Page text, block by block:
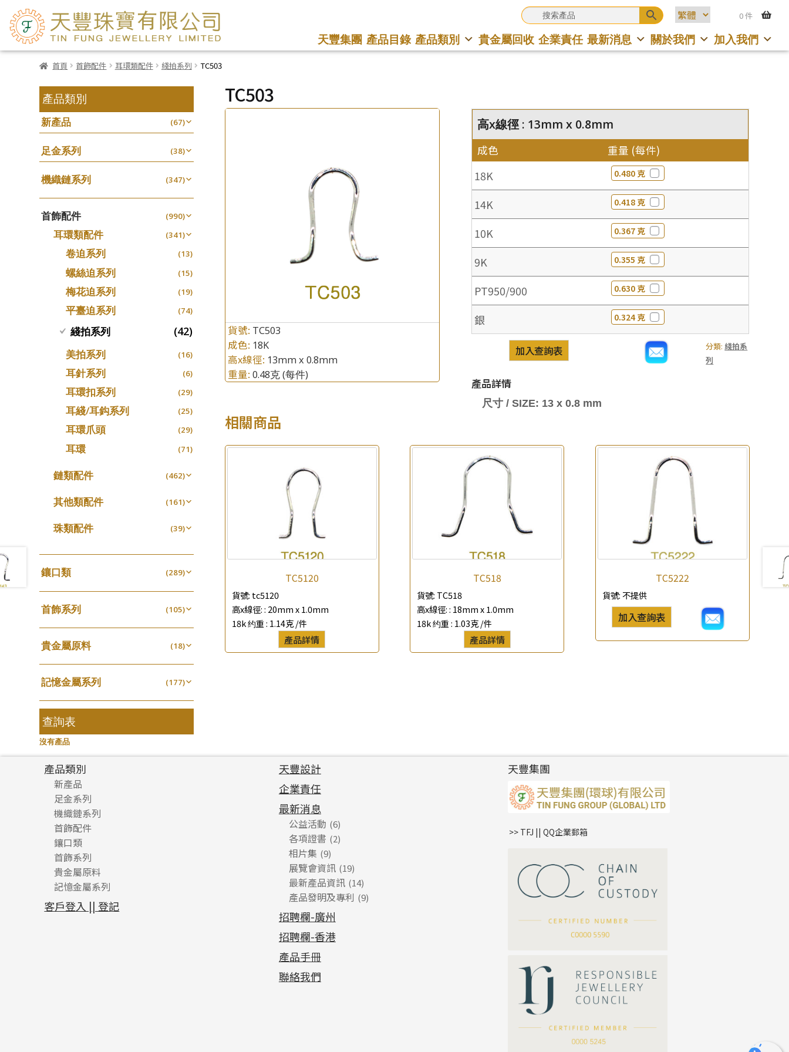
0 件
天豐集團 產品目錄 產品類別 貴金屬回收 企業責任 最新消息 關於我們 加入我們
首頁 首飾配件 耳環類配件 綫拍系列 TC503
TC503
產品查詢
*你的名字
*聯絡電話
查詢以下產品
貨號: TC503
成色: 18K
高x線徑: 13mm x 0.8mm
重量: 0.48克(每件)
高x線徑 : 13mm x 0.8mm
成色 重量 (每件)
18K 0.480 克
14K 0.418 克
10K 0.367 克
9K 0.355 克
PT950/900 0.630 克
銀 0.324 克
分類:綫拍系
列
加入查詢表
產品詳情
尺寸 / SIZE: 13 x 0.8 mm
相關商品
TC5120
貨號: tc5120
高x線徑: : 20mm x 1.0mm
18k 约重 : 1.14克 /件
產品詳情
TC518
貨號: TC518
高x線徑: : 18mm x 1.0mm
18k 约重 : 1.03克 /件
產品詳情
TC5222
貨號:不提供
加入查詢表
產品類別
新產品 (67)
足金系列 (38)
機織鏈系列 (347)
珠仔鏈 (25)
镶口链 (61)
管狀網鏈 (11)
十字鏈系列 (56)
十字車花鏈系列 (48)
十字閃O鏈系列 (27)
十字錘打鏈系列 (17)
側身車花鏈系列 (8)
側身鏈系列
肖邦鏈系列
雙十字鏈系列
水波鏈系列
蛇骨鏈系列
鏈尾系列
嘴唇鏈系列 (3)
竹節鏈系列 (5)
珍珠鏈系列
坦克鏈系列 (9)
滿天星鏈系列 (2)
刀片鏈系列 (4)
方假繩鏈系列 (1)
心心鏈系列
首飾配件 (990)
耳環類配件 (341)
卷迫系列 (13)
螺絲迫系列 (15)
梅花迫系列 (19)
平臺迫系列 (74)
綫拍系列 (42)
美拍系列 (16)
耳針系列 (6)
耳環扣系列 (29)
耳綫/耳鈎系列 (25)
耳環爪頭 (29)
耳環 (71)
鏈類配件 (462)
動感車花吊墜
生圈扣系列 (13)
鴨俐制系列 (18)
字印牌系列
字母吊墜 (20)
相盒吊墜 (11)
項鏈吊墜 (102)
生肖吊墜 (27)
管扣系列 (4)
星座吊墜 (12)
水泡扣
珠扣
其他類配件 (161)
珠盤系列
焊片及鐳射綫 (2)
空心車花管 (19)
其他
珠類配件 (39)
空心光身珠
空心批花珠
鑲口類 (289)
四爪頭系列 (20)
六爪頭系列 (41)
車花片 (35)
動感車花片 (20)
鑲口戒指 (16)
鑲口手鏈系列 (146)
首飾系列 (105)
手镯系列 (8)
戒指系列 (8)
空心耳環 (27)
空心车花管首饰链 (15)
空心手鐲系列 (8)
牛仔鏈
貴金屬原料 (18)
千足金 (18)
記憶金屬系列 (177)
記憶戒指 (30)
拉簧珠珠手鏈
記憶鈦手鐲
查詢表
沒有產品
*你的名字
公司名稱
產品類別
新產品
足金系列
足金配件
機織鏈系列
珠仔鏈
镶口链
管狀網鏈
十字車花鏈系列
十字閃O鏈系列
十字錘打鏈系列
側身車花鏈系列
首飾配件
耳環類配件
卷迫系列
螺絲迫系列
梅花迫系列
平臺迫系列
綫拍系列
鏈類配件
動感車花吊墜
調節珠系列
生圈扣系列
龍蝦扣系列
其他類配件
珠盤系列
袖口鈕系列
焊片及鐳射綫
珠類配件
無孔光身珠
空心光身珠
鑲口類
四爪頭系列
六爪頭系列
車花片
動感車花片
鑲口戒指
首飾系列
手镯系列
戒指系列
空心耳環
空心车花管首饰链
貴金屬原料
千足金
記憶金屬系列
記憶戒指
拉簧珠珠手鏈
客戶登入 || 登記
天豐設計
企業責任
最新消息
公益活動 (6)
各項證書 (2)
相片集 (9)
展覽會資訊 (19)
最新產品資訊 (14)
產品發明及專利 (9)
招聘欄-廣州
招聘欄-香港
產品手冊
聯絡我們
天豐集團
>> TFJ || QQ企業郵箱